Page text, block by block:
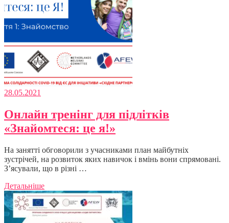
28.05.2021
Онлайн тренінг для підлітків
«Знайомтеся: це я!»
На занятті обговорили з учасниками план майбутніх
зустрічей, на розвиток яких навичок і вмінь вони спрямовані.
З’ясували, що в різні …
Детальніше